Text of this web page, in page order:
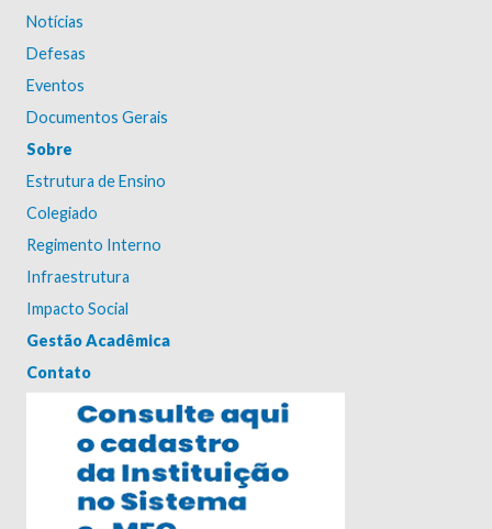
Notícias
Defesas
Eventos
Documentos Gerais
Sobre
Estrutura de Ensino
Colegiado
Regimento Interno
Infraestrutura
Impacto Social
Gestão Acadêmica
Contato